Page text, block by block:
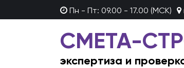
Пн - Пт: 09.00 - 17.00 (МСК)
СМЕТА-
экспертиза и